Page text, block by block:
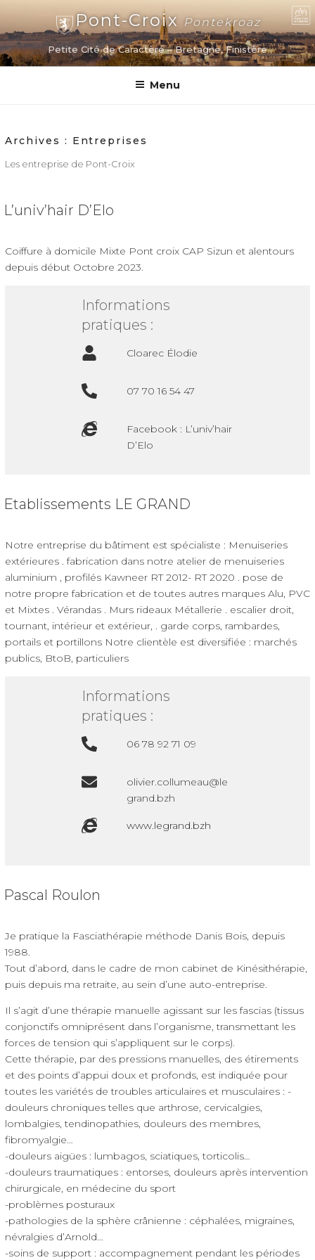
contenu
principal
Pont-CroixPontekroaz
Petite Cité de Caractère – Bretagne, Finistère
Menu
Archives : Entreprises
Les entreprise de Pont-Croix
L’univ’hair D’Elo
Coiffure à domicile Mixte Pont croix CAP Sizun et alentours
depuis début Octobre 2023.
Informations
pratiques :
Cloarec Élodie
07 70 16 54 47
Facebook : L’univ’hair
D’Elo
Etablissements LE GRAND
Notre entreprise du bâtiment est spécialiste : Menuiseries
extérieures . fabrication dans notre atelier de menuiseries
aluminium , profilés Kawneer RT 2012- RT 2020 . pose de
notre propre fabrication et de toutes autres marques Alu, PVC
et Mixtes . Vérandas . Murs rideaux Métallerie . escalier droit,
tournant, intérieur et extérieur, . garde corps, rambardes,
portails et portillons Notre clientèle est diversifiée : marchés
publics, BtoB, particuliers
Informations
pratiques :
06 78 92 71 09
olivier.collumeau@le
grand.bzh
www.legrand.bzh
Pascal Roulon
Je pratique la Fasciathérapie méthode Danis Bois, depuis
1988.
Tout d’abord, dans le cadre de mon cabinet de Kinésithérapie,
puis depuis ma retraite, au sein d’une auto-entreprise.
Il s’agit d’une thérapie manuelle agissant sur les fascias (tissus
conjonctifs omniprésent dans l’organisme, transmettant les
forces de tension qui s’appliquent sur le corps).
Cette thérapie, par des pressions manuelles, des étirements
et des points d’appui doux et profonds, est indiquée pour
toutes les variétés de troubles articulaires et musculaires : -
douleurs chroniques telles que arthrose, cervicalgies,
lombalgies, tendinopathies, douleurs des membres,
fibromyalgie…
-douleurs aigües : lumbagos, sciatiques, torticolis…
-douleurs traumatiques : entorses, douleurs après intervention
chirurgicale, en médecine du sport
-problèmes posturaux
-pathologies de la sphère crânienne : céphalées, migraines,
névralgies d’Arnold…
-soins de support : accompagnement pendant les périodes